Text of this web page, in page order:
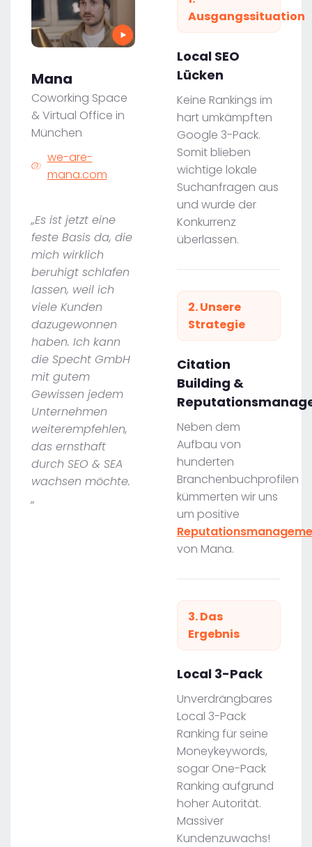
Ausgangssituation
Local SEO
Lücken
Keine Rankings im
hart umkämpften
Google 3-Pack.
Somit blieben
wichtige lokale
Suchanfragen aus
und wurde der
Konkurrenz
überlassen.
2. Unsere
Strategie
Citation
Building &
Neben dem
Aufbau von
hunderten
Branchenbuchprofilen
kümmerten wir uns
um positive
von Mana.
3. Das
Ergebnis
Local 3-Pack
Unverdrängbares
Local 3-Pack
Ranking für seine
Moneykeywords,
sogar One-Pack
Ranking aufgrund
hoher Autorität.
Massiver
Kundenzuwachs!
Mana
Coworking Space
& Virtual Office in
München
we-are-
mana.com
„Es ist jetzt eine
feste Basis da, die
mich wirklich
beruhigt schlafen
lassen, weil ich
viele Kunden
dazugewonnen
haben. Ich kann
die Specht GmbH
mit gutem
Gewissen jedem
Unternehmen
weiterempfehlen,
das ernsthaft
durch SEO & SEA
wachsen möchte.
„